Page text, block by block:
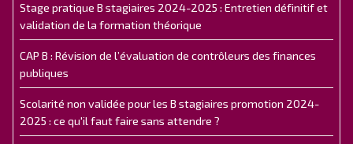
Stage pratique B stagiaires 2024-2025 : Entretien définitif et
validation de la formation théorique
CAP B : Révision de l’évaluation de contrôleurs des finances
publiques
Scolarité non validée pour les B stagiaires promotion 2024-
2025 : ce qu'il faut faire sans attendre ?